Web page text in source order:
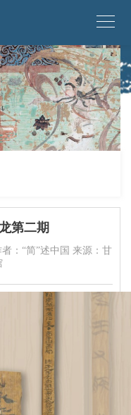
第二期
：“简”述中国 来源：甘